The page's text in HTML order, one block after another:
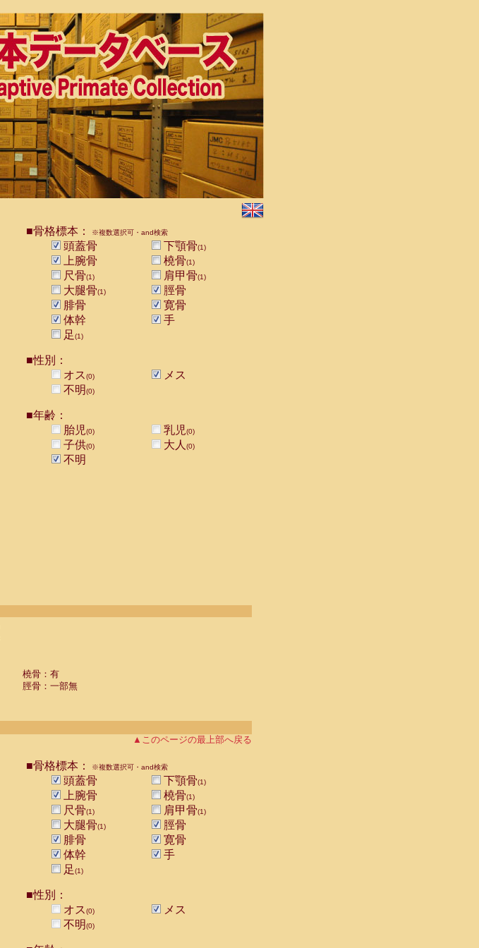
■骨格標本： ※複数選択可・and検索
頭蓋骨 下顎骨(1)
上腕骨 橈骨(1)
尺骨(1) 肩甲骨(1)
大腿骨(1)
脛骨
腓骨
寛骨
体幹
手
足(1)
■性別：
オス(0)
メス
不明(0)
■年齢：
胎児(0) 乳児(0)
子供(0) 大人 (0)
不明
橈骨：有
脛骨：一部無
▲このページの最上部へ戻る
■骨格標本： ※複数選択可・and検索
頭蓋骨 下顎骨(1)
上腕骨 橈骨(1)
尺骨(1) 肩甲骨(1)
大腿骨(1)
脛骨
腓骨
寛骨
体幹
手
足(1)
■性別：
オス(0)
メス
不明(0)